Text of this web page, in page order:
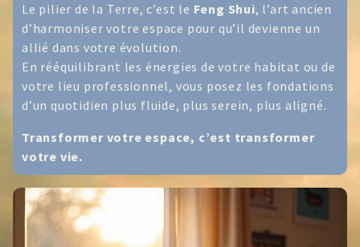
Le pilier de la Terre, c’est le Feng Shui, l’art ancien
d’harmoniser votre espace pour qu’il devienne un
allié dans votre évolution.
En rééquilibrant les énergies de votre habitat ou de
votre lieu professionnel, vous posez les fondations
d’un quotidien plus fluide, plus serein, plus aligné.
Transformer votre espace, c’est transformer
votre vie.